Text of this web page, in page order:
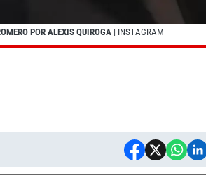
POR ALEXIS QUIROGA | INSTAGRAM